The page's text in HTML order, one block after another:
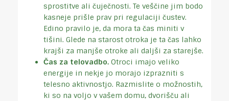
sprostitve ali čuječnosti. Te veščine jim bodo
kasneje prišle prav pri regulaciji čustev.
Edino pravilo je, da mora ta čas miniti v
tišini. Glede na starost otroka je ta čas lahko
krajši za manjše otroke ali daljši za starejše.
Čas za telovadbo. Otroci imajo veliko
energije in nekje jo morajo izprazniti s
telesno aktivnostjo. Razmislite o možnostih,
ki so na voljo v vašem domu, dvorišču ali